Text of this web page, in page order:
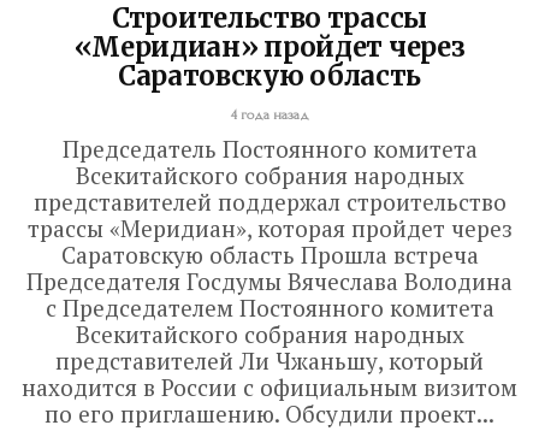
Строительство трассы
«Меридиан» пройдет через
Саратовскую область
4 года назад
Председатель Постоянного комитета
Всекитайского собрания народных
представителей поддержал строительство
трассы «Меридиан», которая пройдет через
Саратовскую область Прошла встреча
Председателя Госдумы Вячеслава Володина
с Председателем Постоянного комитета
Всекитайского собрания народных
представителей Ли Чжаньшу, который
находится в России с официальным визитом
по его приглашению. Обсудили проект...